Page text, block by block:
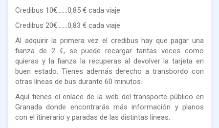
Credibus 10€…….0,85 € cada viaje
Credibus 20€…….0,83 € cada viaje
Al adquirir la primera vez el credibus hay que pagar una
fianza de 2 €, se puede recargar tantas veces como
quieras y la fianza la recuperas al devolver la tarjeta en
buen estado. Tienes además derecho a transbordo con
otras líneas de bus durante 60 minutos.
Aquí tienes el enlace de la web del transporte público en
Granada donde encontrarás más información y planos
con el itinerario y paradas de las distintas líneas.